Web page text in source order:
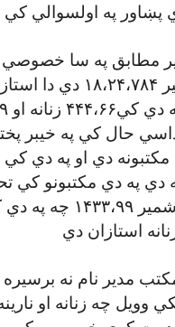
پښاور په اولسوالي
مطابق په سا خصوصي
ده زدکونکو شمير
حال کي په خيبر
مکتبونه دي او په دي
ميلونه دي په دي مکتبونو
مدير نام نه
وويل چه زنانه او